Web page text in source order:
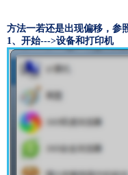
方法一若还是出现偏移，参
1、开始--->设备和打印机